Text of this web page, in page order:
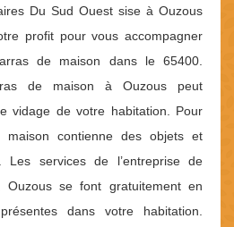
Du Sud Ouest sise à Ouzous
profit pour vous accompagner
de maison dans le 65400.
de maison à Ouzous peut
vidage de votre habitation. Pour
contienne des objets et
Les services de l’entreprise de
se font gratuitement en
dans votre habitation.